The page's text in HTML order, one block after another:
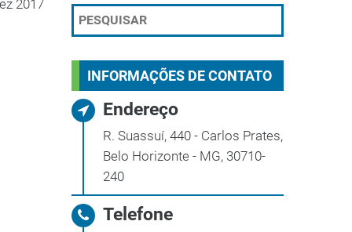
2017
INFORMAÇÕES DE CONTATO
Endereço
R. Suassuí, 440 - Carlos Prates,
Belo Horizonte - MG, 30710-
240
Telefone